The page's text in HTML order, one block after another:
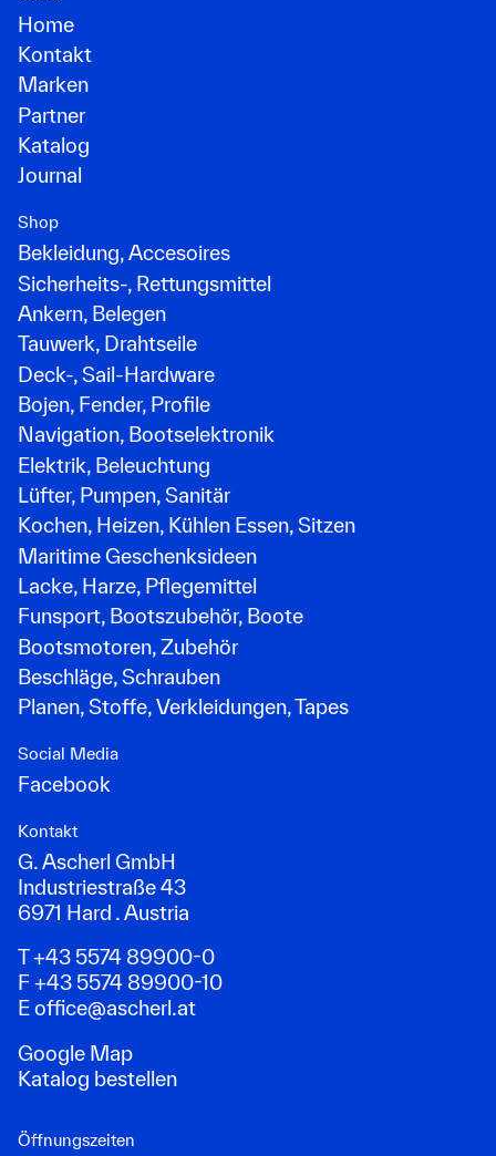
Home
Kontakt
Marken
Partner
Katalog
Journal
Shop
Bekleidung, Accesoires
Sicherheits-, Rettungsmittel
Ankern, Belegen
Tauwerk, Drahtseile
Deck-, Sail-Hardware
Bojen, Fender, Profile
Navigation, Bootselektronik
Elektrik, Beleuchtung
Lüfter, Pumpen, Sanitär
Kochen, Heizen, Kühlen Essen, Sitzen
Maritime Geschenksideen
Lacke, Harze, Pflegemittel
Funsport, Bootszubehör, Boote
Bootsmotoren, Zubehör
Beschläge, Schrauben
Planen, Stoffe, Verkleidungen, Tapes
Social Media
Facebook
Kontakt
G. Ascherl GmbH
Industriestraße 43
6971 Hard . Austria
T +43 5574 89900-0
F +43 5574 89900-10
Eoffice@ascherl.at
Google Map
Katalog bestellen
Öffnungszeiten